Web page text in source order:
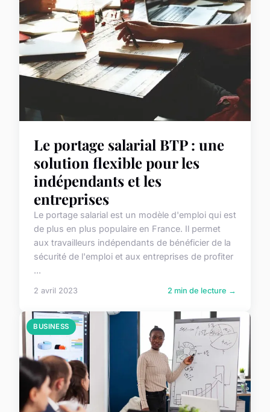
Le portage salarial BTP : une
solution flexible pour les
indépendants et les
entreprises
Le portage salarial est un modèle d'emploi qui est
de plus en plus populaire en France. Il permet
aux travailleurs indépendants de bénéficier de la
sécurité de l'emploi et aux entreprises de profiter
...
2 avril 2023 2 min de lecture →
BUSINESS